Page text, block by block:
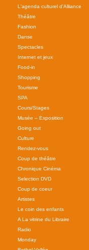
L'agenda culturel d'Alliance
Théâtre
Fashion
Danse
Spectacles
Internet et jeux
Food-in
Shopping
Tourisme
SPA
Cours/Stages
Musée – Exposition
Going out
Culture
Rendez-vous
Coup de théâtre
Chronique Cinéma
Selection DVD
Coup de coeur
Artistes
Le coin des enfants
A La vitrine du Libraire
Radio
Monday